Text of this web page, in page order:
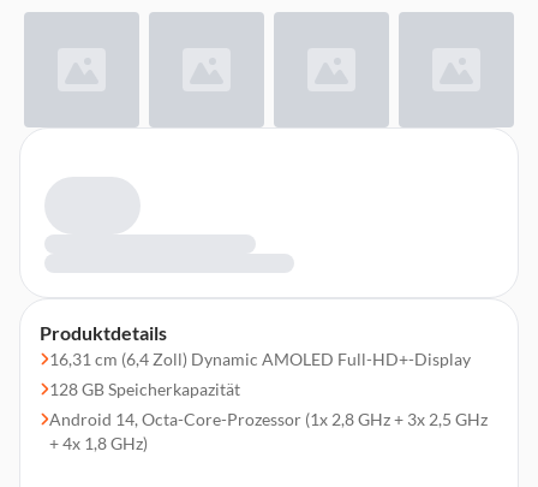
Produktdetails
16,31 cm (6,4 Zoll) Dynamic AMOLED Full-HD+-Display
128 GB Speicherkapazität
Android 14, Octa-Core-Prozessor (1x 2,8 GHz + 3x 2,5 GHz
+ 4x 1,8 GHz)